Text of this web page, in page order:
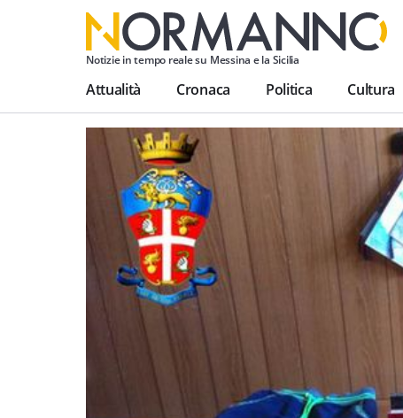
Notizie in tempo reale su Messina e la Sicilia
Attualità Cronaca Politica Cultura